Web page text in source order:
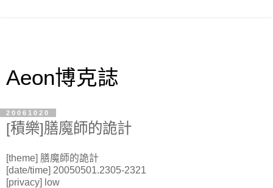
Aeon博克誌
20061020
[積樂]膳魔師的詭計
[theme] 膳魔師的詭計
[date/time] 20050501.2305-2321
[privacy] low